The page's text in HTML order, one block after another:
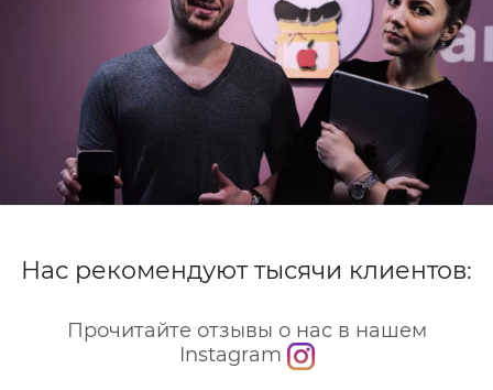
Нас рекомендуют тысячи клиентов:
Прочитайте отзывы о нас в нашем
Instagram